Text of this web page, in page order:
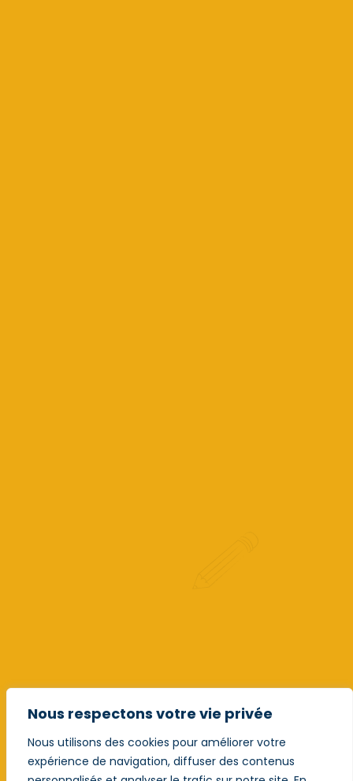
Nous respectons votre vie privée
Nous utilisons des cookies pour améliorer votre
expérience de navigation, diffuser des contenus